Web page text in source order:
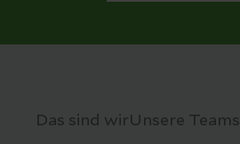
Das sind wirUnsere Teams